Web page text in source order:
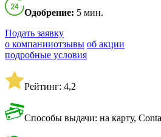
Одобрение: 5 мин.
Подать заявку
о компанииотзывы об акции
подробные условия
Рейтинг: 4,2
Способы выдачи: на карту,